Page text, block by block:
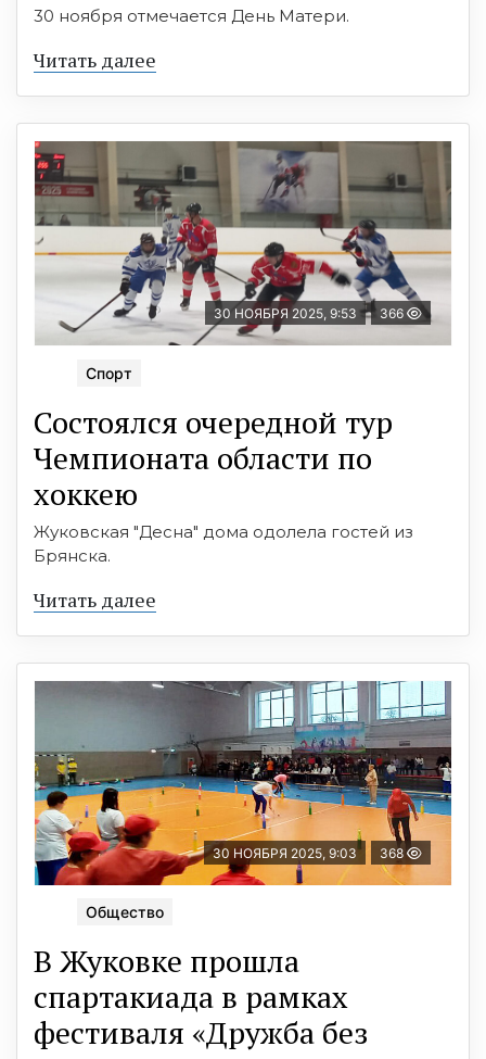
30 ноября отмечается День Матери.
Читать далее
30 НОЯБРЯ 2025, 9:53 366
Спорт
Состоялся очередной тур
Чемпионата области по
хоккею
Жуковская "Десна" дома одолела гостей из
Брянска.
Читать далее
30 НОЯБРЯ 2025, 9:03 368
Общество
В Жуковке прошла
спартакиада в рамках
фестиваля «Дружба без